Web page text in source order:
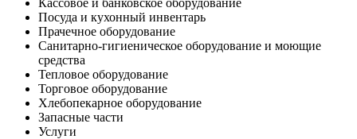
Кассовое и банковское оборудование
Посуда и кухонный инвентарь
Прачечное оборудование
Санитарно-гигиеническое оборудование и моющие
средства
Тепловое оборудование
Торговое оборудование
Хлебопекарное оборудование
Запасные части
Услуги